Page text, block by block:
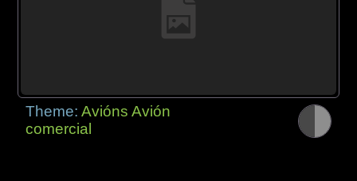
Theme:Avións Avión
comercial